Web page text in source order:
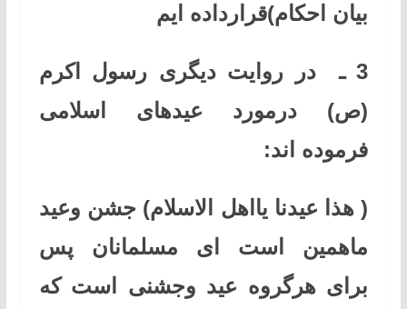
بیان احکام)قرارداده ایم
3 ـ
در روایت دیگری رسول اکرم
(ص) درمورد عیدهای اسلامی
فرموده اند:
( هذا عیدنا یااهل الاسلام) جشن وعید
ماهمین است ای مسلمانان پس
برای هرگروه عید وجشنی است که